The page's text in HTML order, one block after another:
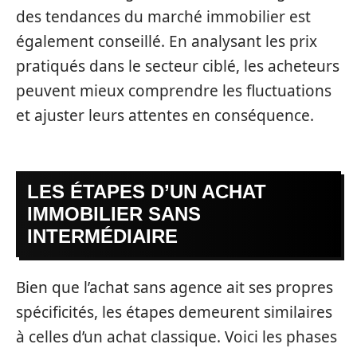
des tendances du marché immobilier est
également conseillé. En analysant les prix
pratiqués dans le secteur ciblé, les acheteurs
peuvent mieux comprendre les fluctuations
et ajuster leurs attentes en conséquence.
LES ÉTAPES D’UN ACHAT
IMMOBILIER SANS
INTERMÉDIAIRE
Bien que l’achat sans agence ait ses propres
spécificités, les étapes demeurent similaires
à celles d’un achat classique. Voici les phases